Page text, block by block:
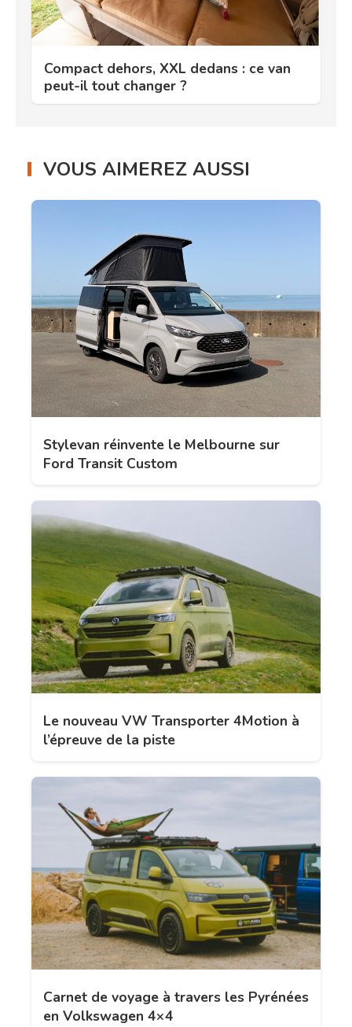
Compact dehors, XXL dedans : ce van
peut-il tout changer ?
VOUS AIMEREZ AUSSI
Stylevan réinvente le Melbourne sur
Ford Transit Custom
Le nouveau VW Transporter 4Motion à
l’épreuve de la piste
Carnet de voyage à travers les Pyrénées
en Volkswagen 4×4